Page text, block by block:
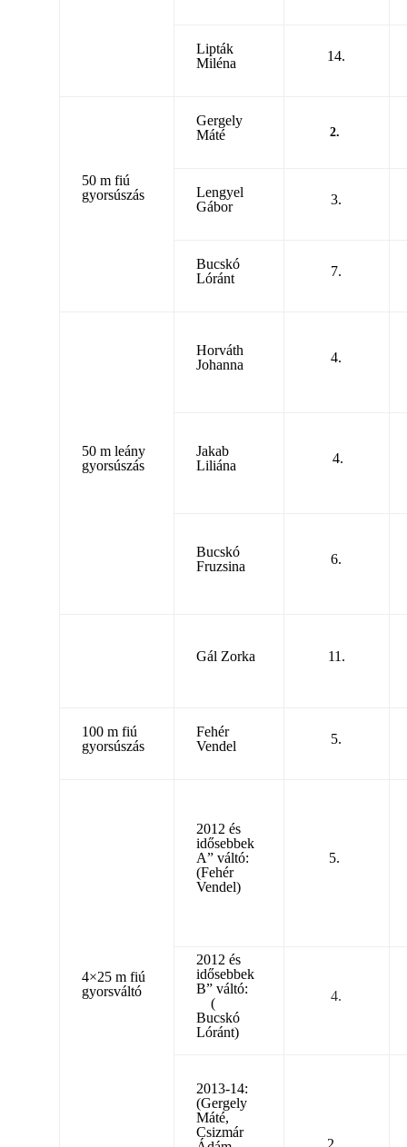
Lipták
Miléna
14.
50 m fiú
gyorsúszás
Gergely
Máté
2.
Lengyel
Gábor
3.
Bucskó
Lóránt
7.
50 m leány
gyorsúszás
Horváth
Johanna
4.
Jakab
Liliána
4.
Bucskó
Fruzsina
6.
Gál Zorka 11.
100 m fiú
gyorsúszás
Fehér
Vendel
5.
4×25 m fiú
gyorsváltó
2012 és
idősebbek
A” váltó:
(Fehér
Vendel)
5.
2012 és
idősebbek
B” váltó:
(
Bucskó
Lóránt)
4.
2013-14:
(Gergely
Máté,
Csizmár
2.